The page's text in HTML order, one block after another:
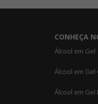
CONHEÇA
Álcool em Gel
Álcool em Gel
Álcool em Gel